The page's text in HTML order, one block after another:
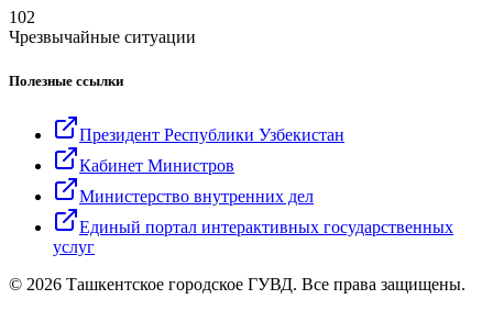
102
Чрезвычайные ситуации
Полезные ссылки
Президент Республики Узбекистан
Кабинет Министров
Министерство внутренних дел
Единый портал интерактивных государственных
услуг
© 2026 Ташкентское городское ГУВД. Все права защищены.